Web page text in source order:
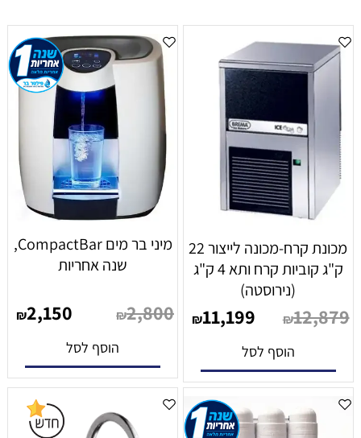
מכונת קרח-מכונה לייצור 22
ק"ג קוביות קרח ותא 4 ק"ג
(נירוסטה)
₪12,879
₪11,199
הוסף לסל
מיני בר מים CompactBar,
שנה אחריות
₪2,800
₪2,150
הוסף לסל